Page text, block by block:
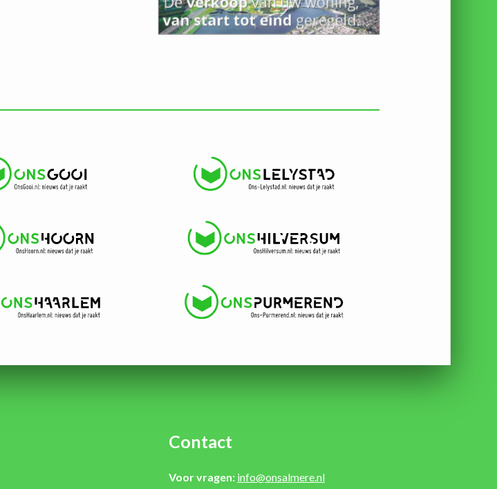
Contact
Voor vragen: info@onsalmere.nl